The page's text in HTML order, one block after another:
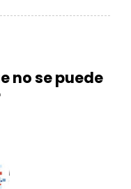
no se puede